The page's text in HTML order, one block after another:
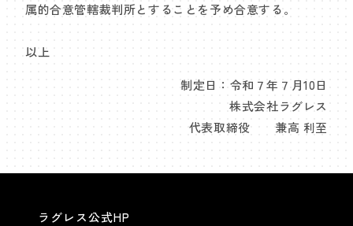
属的合意管轄裁判所とすることを予め合意する。
以上
制定日：令和７年７月10日
株式会社ラグレス
代表取締役 兼高 利至
ラグレス公式HP